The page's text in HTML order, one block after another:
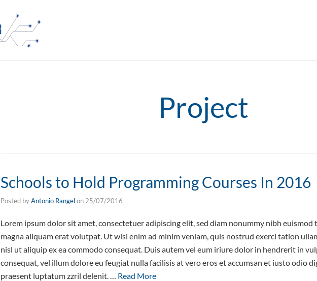
Project
Schools to Hold Programming Courses In 2016
Posted byAntonio Rangelon 25/07/2016
Lorem ipsum dolor sit amet, consectetuer adipiscing elit, sed diam nonummy nibh
magna aliquam erat volutpat. Ut wisi enim ad minim veniam, quis nostrud exerci tation
nisl ut aliquip ex ea commodo consequat. Duis autem vel eum iriure dolor in hendrerit in
consequat, vel illum dolore eu feugiat nulla facilisis at vero eros et accumsan et iusto odio
praesent luptatum zzril delenit. … Read More